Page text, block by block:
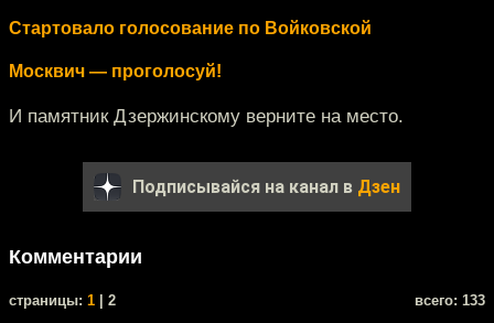
Стартовало голосование по Войковской
Москвич — проголосуй!
И памятник Дзержинскому верните на место.
Подписывайся на канал в Дзен
Комментарии
cтраницы: 1 | 2 всего: 133